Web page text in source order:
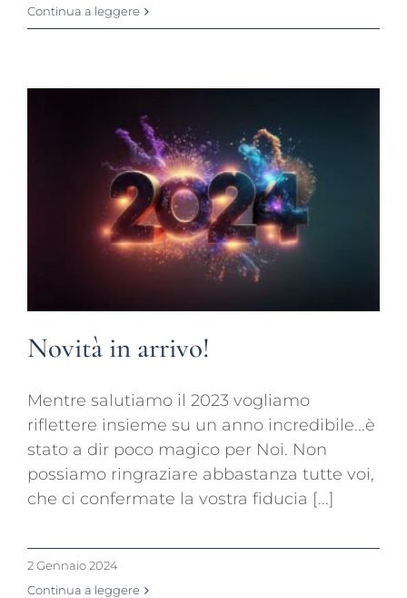
Continua a leggere
Novità in arrivo!
Mentre salutiamo il 2023 vogliamo
riflettere insieme su un anno incredibile...è
stato a dir poco magico per Noi. Non
possiamo ringraziare abbastanza tutte voi,
che ci confermate la vostra fiducia [...]
2 Gennaio 2024
Continua a leggere